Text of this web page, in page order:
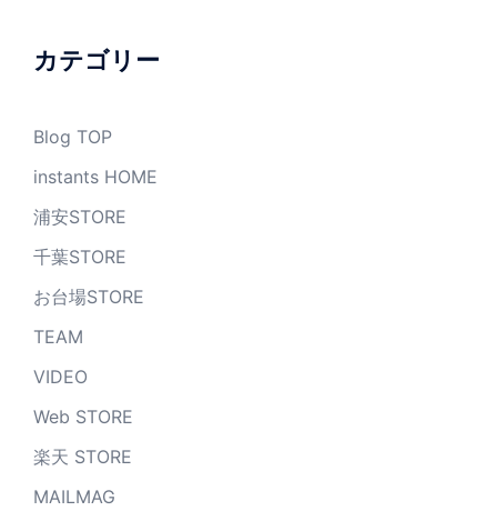
ブ
カテゴリー
Blog TOP
instants HOME
浦安STORE
千葉STORE
お台場STORE
TEAM
VIDEO
Web STORE
楽天 STORE
MAILMAG